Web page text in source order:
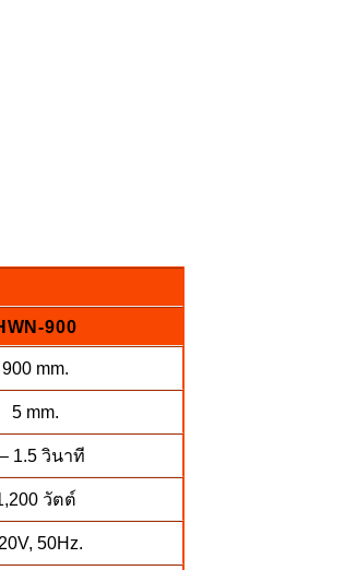
900
900 mm.
5 mm.
1.5 วินาที
วัตต์
50Hz.